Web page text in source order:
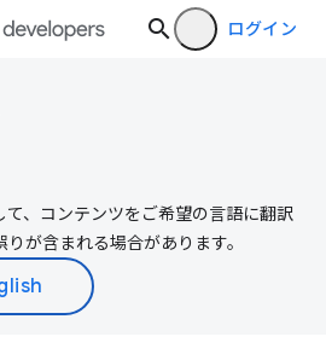
ログイン
、コンテンツをご希望の言語に翻訳
が含まれる場合があります。